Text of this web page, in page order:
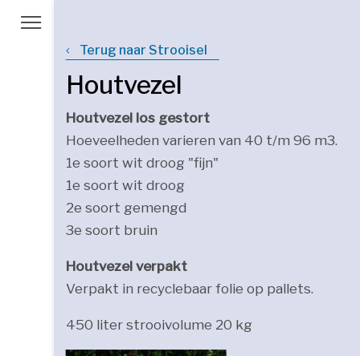
Terug naar Strooisel
Houtvezel
Houtvezel los gestort
Hoeveelheden varieren van 40 t/m 96 m3.
1e soort wit droog "fijn"
1e soort wit droog
2e soort gemengd
3e soort bruin
Houtvezel verpakt
Verpakt in recyclebaar folie op pallets.
450 liter strooivolume 20 kg